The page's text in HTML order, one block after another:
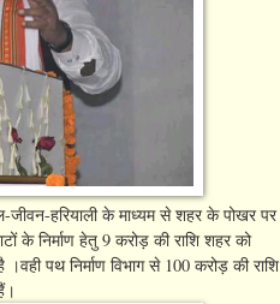
जीवन-हरियाली के माध्यम से शहर के पोखर पर
के निर्माण हेतु 9 करोड़ की राशि शहर को
पथ निर्माण विभाग से 100 करोड़ की राशि